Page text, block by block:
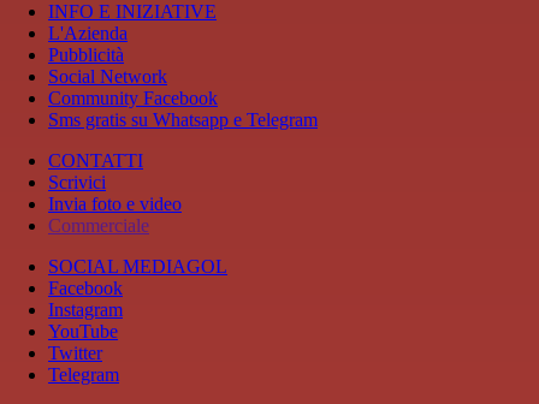
INFO E INIZIATIVE
L'Azienda
Pubblicità
Social Network
Community Facebook
Sms gratis su Whatsapp e Telegram
CONTATTI
Scrivici
Invia foto e video
Commerciale
SOCIAL MEDIAGOL
Facebook
Instagram
YouTube
Twitter
Telegram